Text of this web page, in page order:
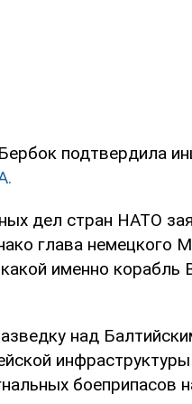
подтвердила
дел стран НАТО
глава немецкого
какой именно
над
боеприпасов